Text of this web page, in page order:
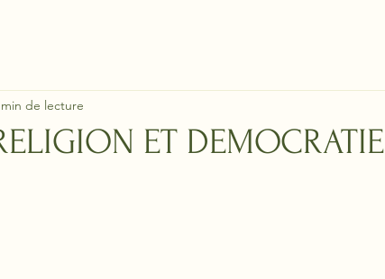
ET DEMOCRATIE
min de lecture